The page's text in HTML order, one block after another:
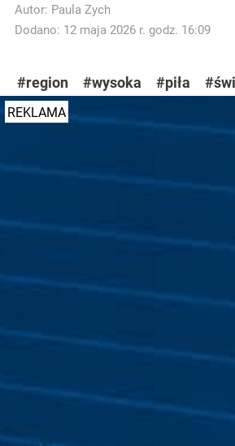
Autor: Paula Zych
Dodano: 12 maja 2026 r. godz. 16:09
#region #wysoka #piła
REKLAMA